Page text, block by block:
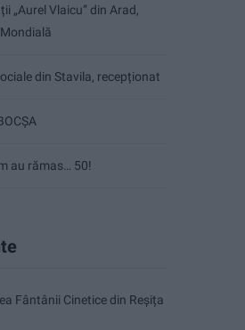
„Aurel Vlaicu” din Arad,
din Stavila, recepționat
au rămas… 50!
Fântânii Cinetice din Reșița